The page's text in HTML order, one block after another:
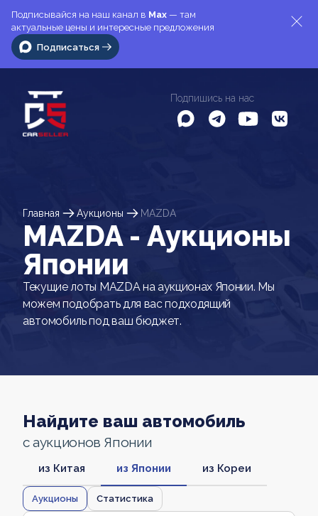
Подписывайся на наш канал в Max — там
актуальные цены и интересные предложения
Подписаться
Подпишись на нас
Главная Аукционы MAZDA
MAZDA - Аукционы
Японии
Текущие лоты MAZDA на аукционах Японии. Мы
можем подобрать для вас подходящий
автомобиль под ваш бюджет.
Найдите ваш автомобиль
с аукционов Японии
из Китая из Японии из Кореи
Аукционы Статистика